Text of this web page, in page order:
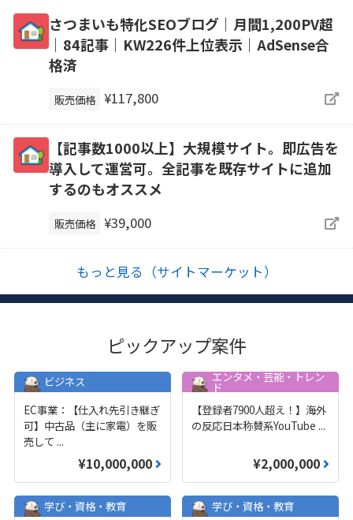
さつまいも特化SEOブログ｜月間1,200PV超
｜84記事｜KW226件上位表示｜AdSense合
格済
販売価格 ¥117,800
【記事数1000以上】大規模サイト。即広告を
導入して運営可。全記事を既存サイトに追加
するのもオススメ
販売価格 ¥39,000
もっと見る（サイトマーケット）
ピックアップ案件
ビジネス
EC事業：【仕入れ先引き継ぎ
可】中古品（主に家電）を販
売して ...
¥10,000,000
エンタメ・芸能・トレン
ド
【登録者7900人超え！】海外
の反応日本称賛系YouTube ...
¥2,000,000
学び・資格・教育
学び・資格・教育